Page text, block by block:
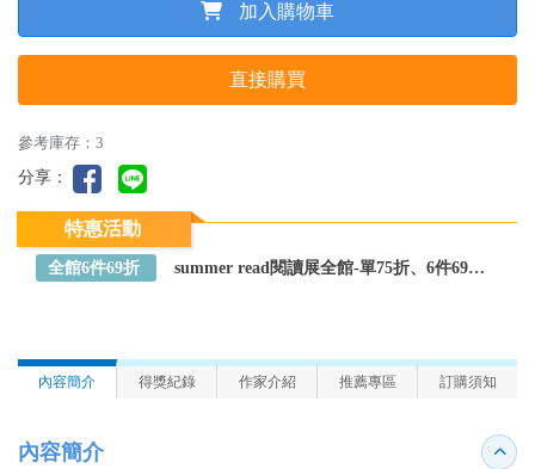
加入購物車
直接購買
參考庫存：3
分享：
特惠活動
全館6件69折 summer read閱讀展全館-單75折、6件69折～全館任選
內容簡介 得獎紀錄 作家介紹 推薦專區 訂購須知
內容簡介 收合